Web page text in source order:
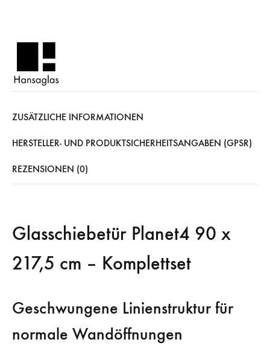
ZUSÄTZLICHE INFORMATIONEN
HERSTELLER- UND PRODUKTSICHERHEITSANGABEN (GPSR)
REZENSIONEN (0)
Glasschiebetür Planet4 90 x
217,5 cm – Komplettset
Geschwungene Linienstruktur für
normale Wandöffnungen